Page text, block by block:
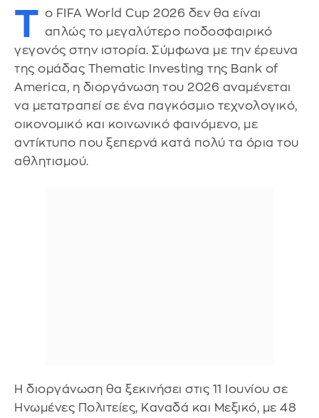
Τ ο FIFA World Cup 2026 δεν θα είναι
απλώς το μεγαλύτερο ποδοσφαιρικό
γεγονός στην ιστορία. Σύμφωνα με την έρευνα
της ομάδας Thematic Investing της Bank of
America, η διοργάνωση του 2026 αναμένεται
να μετατραπεί σε ένα παγκόσμιο τεχνολογικό,
οικονομικό και κοινωνικό φαινόμενο, με
αντίκτυπο που ξεπερνά κατά πολύ τα όρια του
αθλητισμού.
Η διοργάνωση θα ξεκινήσει στις 11 Ιουνίου σε
Ηνωμένες Πολιτείες, Καναδά και Μεξικό, με 48